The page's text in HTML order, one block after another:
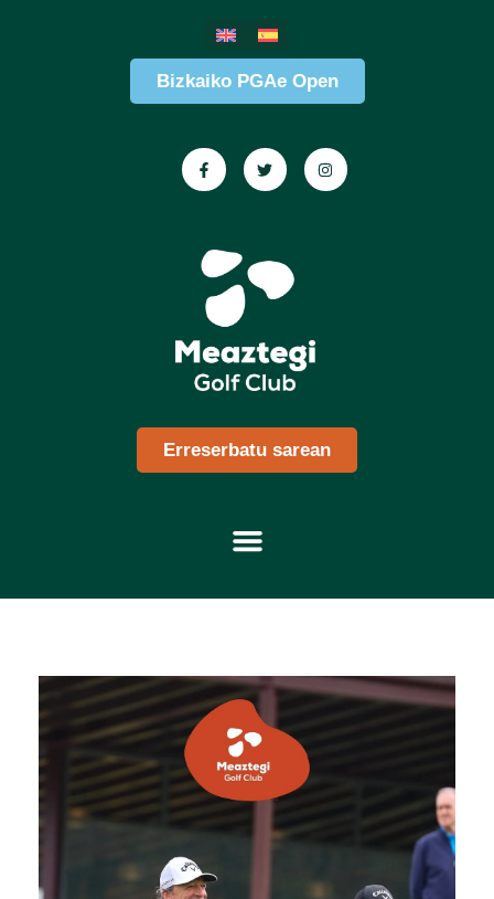
Bizkaiko PGAe Open
Erreserbatu sarean